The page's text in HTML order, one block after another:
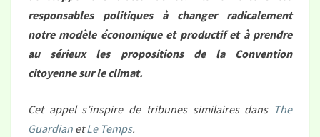
responsables politiques à changer radicalement
notre modèle économique et productif et à prendre
au sérieux les propositions de la Convention
citoyenne sur le climat.
Cet appel s’inspire de tribunes similaires dans The
Guardian etLe Temps.